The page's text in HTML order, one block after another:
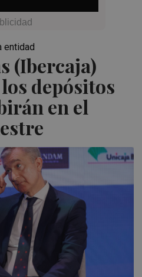
(Ibercaja)
depósitos
en el
entidad